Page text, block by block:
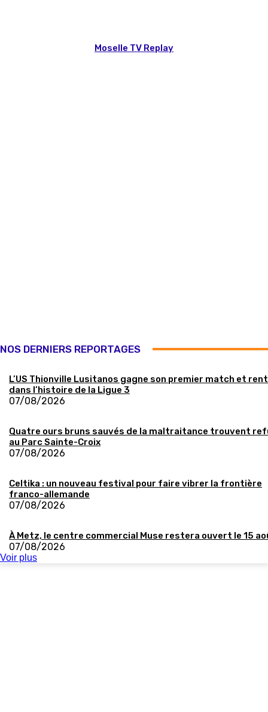
Moselle TV Replay
NOS DERNIERS REPORTAGES
L’US Thionville Lusitanos gagne son premier match et
dans l’histoire de la Ligue 3
07/08/2026
Quatre ours bruns sauvés de la maltraitance trouvent
au Parc Sainte-Croix
07/08/2026
Celtika : un nouveau festival pour faire vibrer la frontière
franco-allemande
07/08/2026
À Metz, le centre commercial Muse restera ouvert le 15
07/08/2026
Voir plus